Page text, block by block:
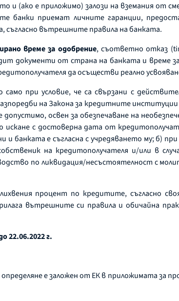
(ако е приложимо) залози на вземания от
банки приемат личните гаранции,
съгласно вътрешните правила на банката.
време за одобрение, съответно отказ
документи от страна на банката и време
да осъществи реално
при условие, че са свързани с
на Закона за кредитните
освен за обезпечаване на
с достоверна дата от
банката е съгласна с учредяването му; б)
на кредитополучателя и/или в
по ликвидация/несъстоятелност с
процент по кредитите, съгласно
вътрешните си правила и обичайна
22.06.2022 г.
е заложен от ЕК в приложимата за